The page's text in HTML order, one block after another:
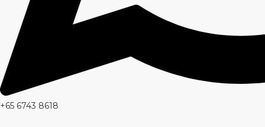
+65 6743 8618